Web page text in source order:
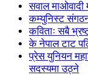
सवाल
कम्युनिस्ट
कविताः सबै
के नेपाल टाट
प्रेस युनियन
सदस्यमा उठ्ने